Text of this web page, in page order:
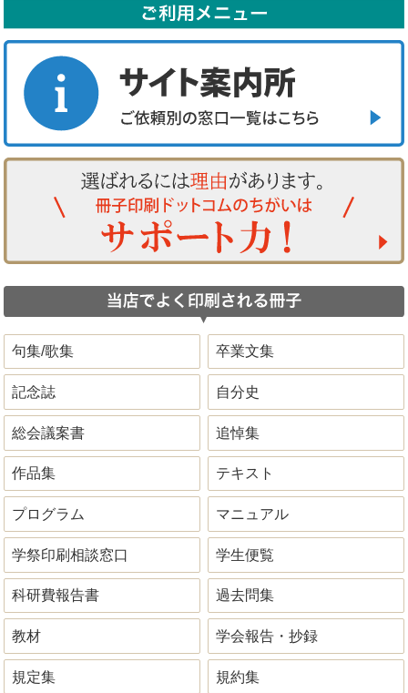
句集/歌集 卒業文集
記念誌 自分史
総会議案書 追悼集
作品集 テキスト
プログラム マニュアル
学祭印刷相談窓口 学生便覧
科研費報告書 過去問集
教材 学会報告・抄録
規定集 規約集